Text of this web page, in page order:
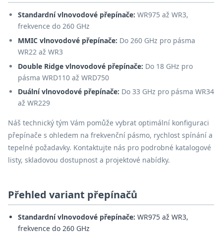
Standardní vlnovodové přepínače: WR975 až WR3,
frekvence do 260 GHz
MMIC vlnovodové přepínače: Do 260 GHz pro pásma
WR22 až WR3
Double Ridge vlnovodové přepínače: Do 18 GHz pro
pásma WRD110 až WRD750
Duální vlnovodové přepínače: Do 33 GHz pro pásma WR34
až WR229
Náš technický tým Vám pomůže vybrat optimální konfiguraci
přepínače s ohledem na frekvenční pásmo, rychlost spínání a
tepelné požadavky. Kontaktujte nás pro podrobné katalogové
listy, skladovou dostupnost a projektové nabídky.
Přehled variant přepínačů
Standardní vlnovodové přepínače: WR975 až WR3,
frekvence do 260 GHz